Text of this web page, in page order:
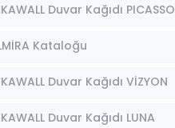
Kataloğu
Duvar Kağıdı PICASSO
Kataloğu
Duvar Kağıdı VİZYON
Duvar Kağıdı LUNA